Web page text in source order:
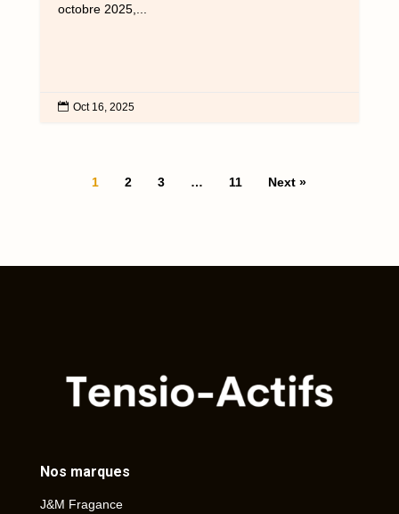
octobre 2025,...
 Oct 16, 2025
1 2 3 … 11 Next »
Nos marques
J&M Fragance